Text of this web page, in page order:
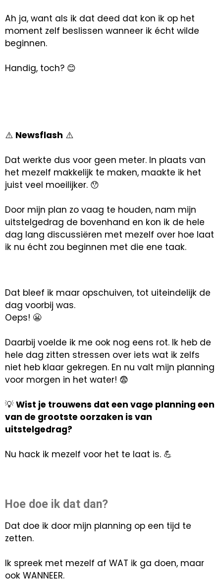
Ah ja, want als ik dat deed dat kon ik op het
moment zelf beslissen wanneer ik écht wilde
beginnen.
Handig, toch? 😊
⚠️ Newsflash ⚠️
Dat werkte dus voor geen meter. In plaats van
het mezelf makkelijk te maken, maakte ik het
juist veel moeilijker. 😯
Door mijn plan zo vaag te houden, nam mijn
uitstelgedrag de bovenhand en kon ik de hele
dag lang discussiëren met mezelf over hoe laat
ik nu écht zou beginnen met die ene taak.
Dat bleef ik maar opschuiven, tot uiteindelijk de
dag voorbij was.
Oeps! 😬
Daarbij voelde ik me ook nog eens rot. Ik heb de
hele dag zitten stressen over iets wat ik zelfs
niet heb klaar gekregen. En nu valt mijn planning
voor morgen in het water! 😨
💡Wist je trouwens dat een vage planning een
van de grootste oorzaken is van
uitstelgedrag?
Nu hack ik mezelf voor het te laat is. 💪
Hoe doe ik dat dan?
Dat doe ik door mijn planning op een tijd te
zetten.
Ik spreek met mezelf af WAT ik ga doen, maar
ook WANNEER.